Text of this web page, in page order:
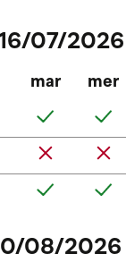
16/07/
mar mer
08/